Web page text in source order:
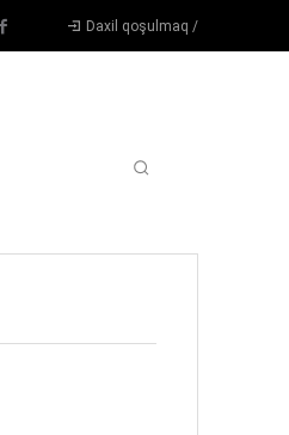
Daxil qoşulmaq /